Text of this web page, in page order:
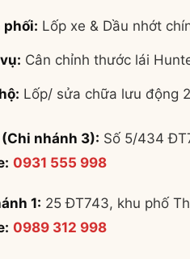
phối: Lốp xe & Dầu nhớt
Cân chỉnh thước lái
Lốp/ sửa chữa lưu động
nhánh 3): Số 5/434
0931 555 998
1: 25 ĐT743, khu phố
0989 312 998